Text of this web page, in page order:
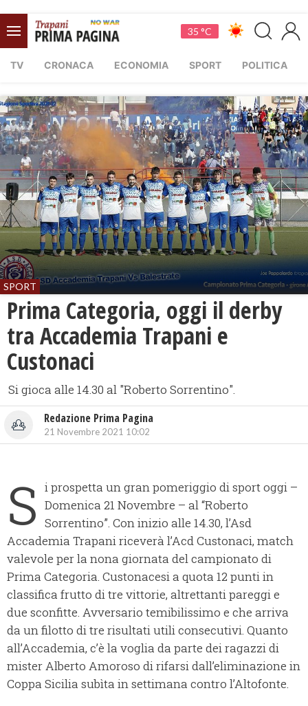
35 °C
TV CRONACA ECONOMIA SPORT POLITICA
SPORT
Prima Categoria, oggi il derby
tra Accademia Trapani e
Custonaci
Si gioca alle 14.30 al "Roberto Sorrentino".
Redazione Prima Pagina
21 Novembre 2021 10:02
S i prospetta un gran pomeriggio di sport oggi –
Domenica 21 Novembre – al “Roberto
Sorrentino”. Con inizio alle 14.30, l’Asd
Accademia Trapani riceverà l’Acd Custonaci, match
valevole per la nona giornata del campionato di
Prima Categoria. Custonacesi a quota 12 punti in
classifica frutto di tre vittorie, altrettanti pareggi e
due sconfitte. Avversario temibilissimo e che arriva
da un filotto di tre risultati utili consecutivi. Quanto
all’Accademia, c’è la voglia da parte dei ragazzi di
mister Alberto Amoroso di rifarsi dall’eliminazione in
Coppa Sicilia subìta in settimana contro l’Altofonte.